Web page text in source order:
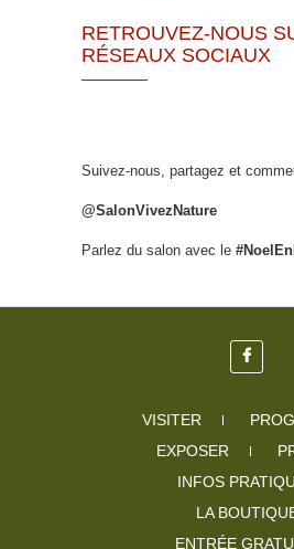
RETROUVEZ-NOUS
RÉSEAUX SOCIAUX
Suivez-nous, partagez et
@SalonVivezNature
Parlez du salon avec le
VISITER
EXPOSER
INFOS
LA
ENTRÉE